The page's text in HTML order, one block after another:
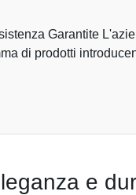
Garantite
di prodotti
e